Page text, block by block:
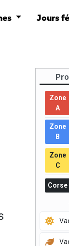
Jours
Zone
A
Zone
B
Zone
C
Corse